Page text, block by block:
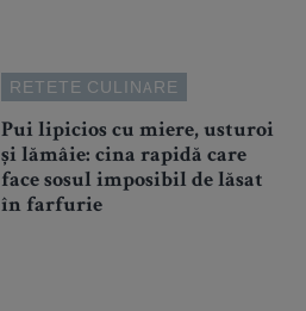
RETETE CULINARE
Pui lipicios cu miere, usturoi
și lămâie: cina rapidă care
face sosul imposibil de lăsat
în farfurie